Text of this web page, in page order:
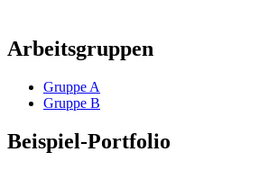
Arbeitsgruppen
Gruppe A
Gruppe B
Beispiel-Portfolio